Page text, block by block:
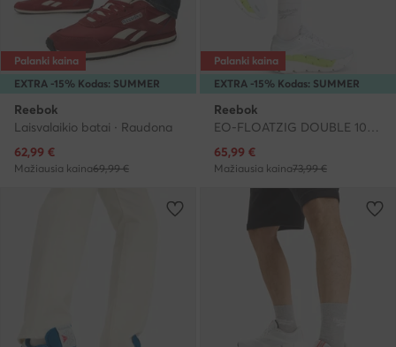
EXTRA -15% Kodas: SUMMER
Palanki kaina
Reebok
Laisvalaikio batai · Raudona
Dabartinė kaina
62,99 €
Mažiausia kaina69,99 €
EXTRA -15% Kodas: SUMMER
Palanki kaina
Reebok
EO-FLOATZIG DOUBLE 100244469 · Bėgimo batai
Dabartinė kaina
65,99 €
Mažiausia kaina73,99 €